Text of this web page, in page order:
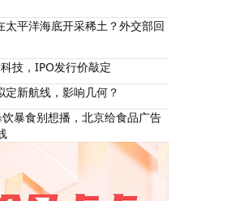
太平洋海底开采稀土？外交部回
技，IPO发行价敲定
定新航线，影响几何？
饮暴食别想播，北京给食品广告